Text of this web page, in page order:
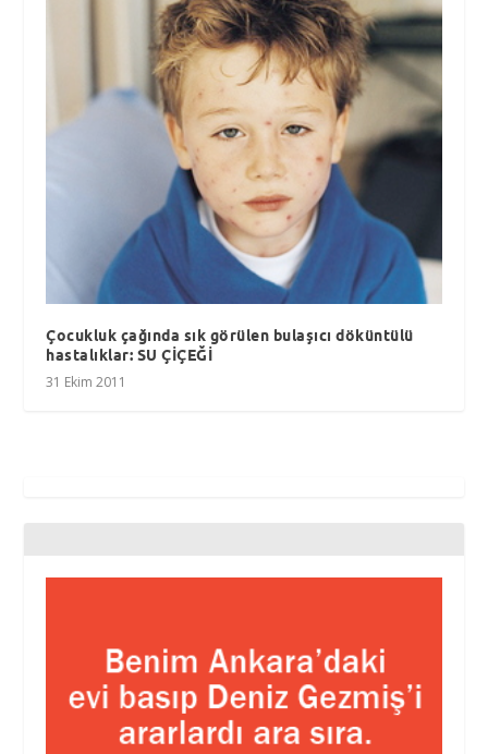
Çocukluk çağında sık görülen bulaşıcı döküntülü
hastalıklar: SU ÇİÇEĞİ
31 Ekim 2011